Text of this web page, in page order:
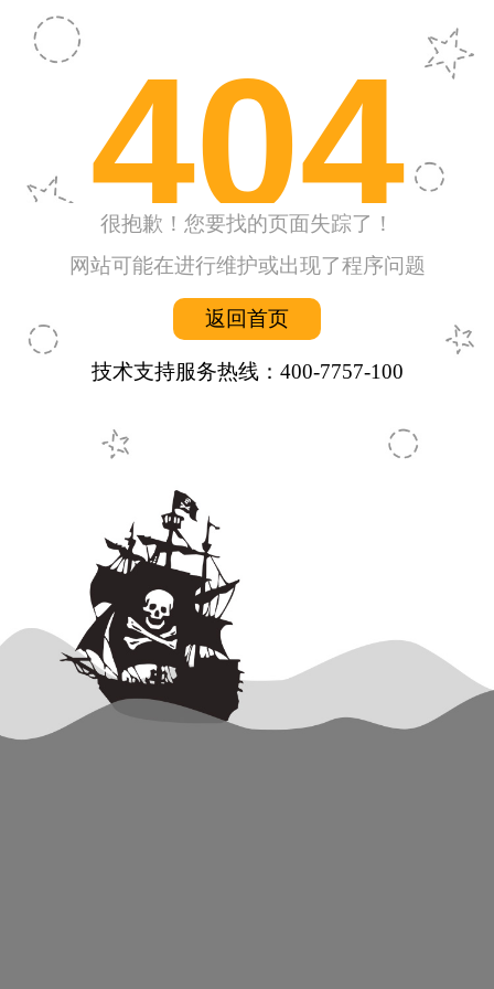
技术支持服务热线：400-7757-100
404
很抱歉！您要找的页面失踪了！
网站可能在进行维护或出现了程序问题
返回首页